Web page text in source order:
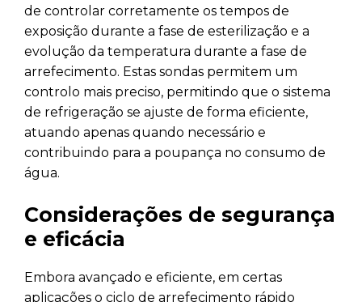
de controlar corretamente os tempos de
exposição durante a fase de esterilização e a
evolução da temperatura durante a fase de
arrefecimento. Estas sondas permitem um
controlo mais preciso, permitindo que o sistema
de refrigeração se ajuste de forma eficiente,
atuando apenas quando necessário e
contribuindo para a poupança no consumo de
água.
Considerações de segurança
e eficácia
Embora avançado e eficiente, em certas
aplicações o ciclo de arrefecimento rápido